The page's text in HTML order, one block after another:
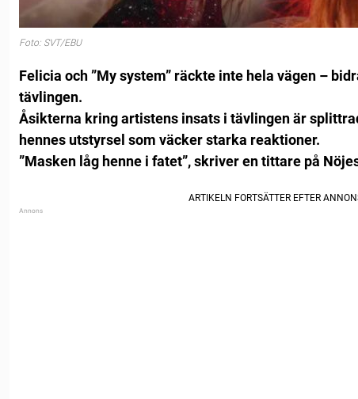
Foto: SVT/EBU
Felicia och ”My system” räckte inte hela vägen –
tävlingen.
Åsikterna kring artistens insats i tävlingen är
hennes utstyrsel som väcker starka reaktioner.
”Masken låg henne i fatet”, skriver en tittare på